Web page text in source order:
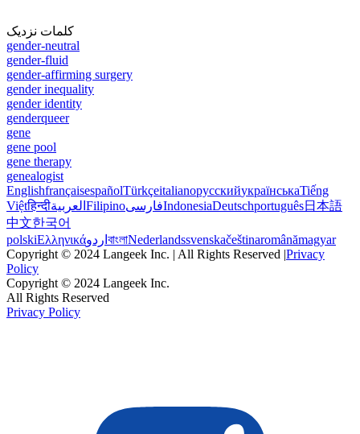
کلمات نزدیک
gender-neutral
gender-fluid
gender-affirming surgery
gender inequality
gender identity
genderqueer
gene
gene pool
gene therapy
genealogist
EnglishfrançaisespañolTürkçeitalianoрусскийукраїнськаTiếng
Việtहिन्दीالعربية FilipinoفارسیIndonesiaDeutschportuguês日本語
中文한국어
polskiΕλληνικάاردو বাংলাNederlandssvenskačeštinaromânămagyar
Copyright © 2024 Langeek Inc. | All Rights Reserved |Privacy
Policy
Copyright © 2024 Langeek Inc.
All Rights Reserved
Privacy Policy